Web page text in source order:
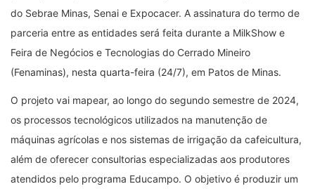
do Sebrae Minas, Senai e Expocacer. A assinatura do termo de
parceria entre as entidades será feita durante a MilkShow e
Feira de Negócios e Tecnologias do Cerrado Mineiro
(Fenaminas), nesta quarta-feira (24/7), em Patos de Minas.
O projeto vai mapear, ao longo do segundo semestre de 2024,
os processos tecnológicos utilizados na manutenção de
máquinas agrícolas e nos sistemas de irrigação da cafeicultura,
além de oferecer consultorias especializadas aos produtores
atendidos pelo programa Educampo. O objetivo é produzir um